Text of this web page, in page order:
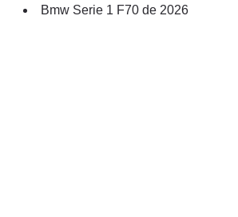
Bmw Serie 1 F70 de 2026